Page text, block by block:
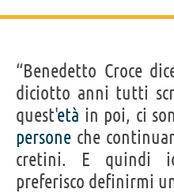
“Benedetto Croce
diciotto anni tutti
quest'età in poi, ci
persone che
cretini. E quindi
preferisco definirmi